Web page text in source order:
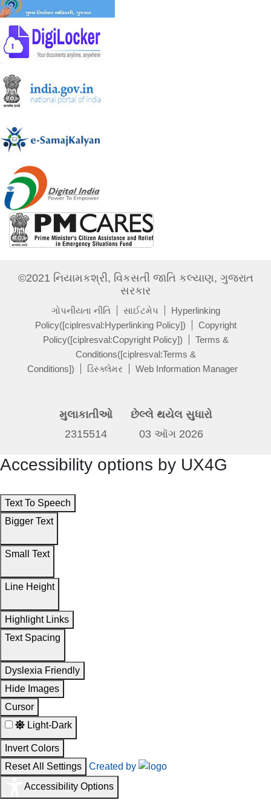
©2021 નિયામકશ્રી, વિકસતી જાતિ કલ્યાણ, ગુજરાત
સરકાર
ગોપનીયતા નીતિ સાઈટમેપ
Hyperlinking
Policy([ciplresval:Hyperlinking Policy])
Copyright
Policy([ciplresval:Copyright Policy])
Terms &
Conditions([ciplresval:Terms &
Conditions])
ડિસ્ક્લેમર Web Information Manager
મુલાકાતીઓ
2315514
છેલ્લે થયેલ સુધારો
03 ઑગ 2026
Accessibility options by UX4G
Text To Speech
Bigger Text
Small Text
Line Height
Highlight Links
Text Spacing
Dyslexia Friendly
Hide Images
Cursor
Light-Dark
Invert Colors
Reset All Settings
Created by
Accessibility Options